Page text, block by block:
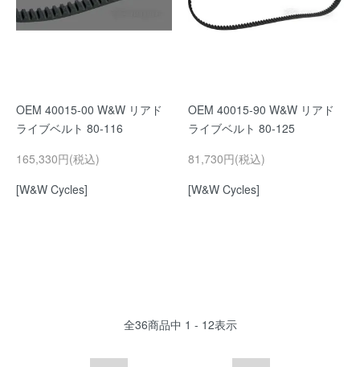
OEM 40015-00 W&W リアド
ライブベルト 80-116
165,330円(税込)
[W&W Cycles]
OEM 40015-90 W&W リアド
ライブベルト 80-125
81,730円(税込)
[W&W Cycles]
全36商品中 1 - 12表示